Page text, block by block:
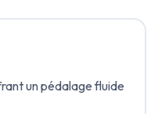
un pédalage fluide